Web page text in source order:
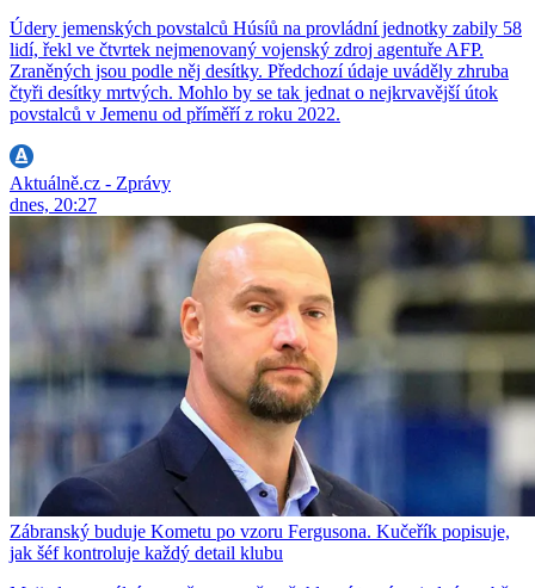
Údery jemenských povstalců Húsíů na provládní jednotky zabily 58
lidí, řekl ve čtvrtek nejmenovaný vojenský zdroj agentuře AFP.
Zraněných jsou podle něj desítky. Předchozí údaje uváděly zhruba
čtyři desítky mrtvých. Mohlo by se tak jednat o nejkrvavější útok
povstalců v Jemenu od příměří z roku 2022.
Aktuálně.cz - Zprávy
dnes, 20:27
Zábranský buduje Kometu po vzoru Fergusona. Kučeřík popisuje,
jak šéf kontroluje každý detail klubu